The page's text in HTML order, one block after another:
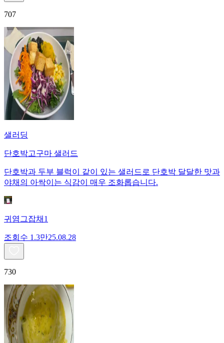
707
샐러딩
단호박고구마 샐러드
단호박과 두부 블럭이 같이 있는 샐러드로 단호박 달달한 맛과
야채의 아싹이는 식감이 매우 조화롭습니다.
귀염그잡채1
조회수 1.3만25.08.28
730